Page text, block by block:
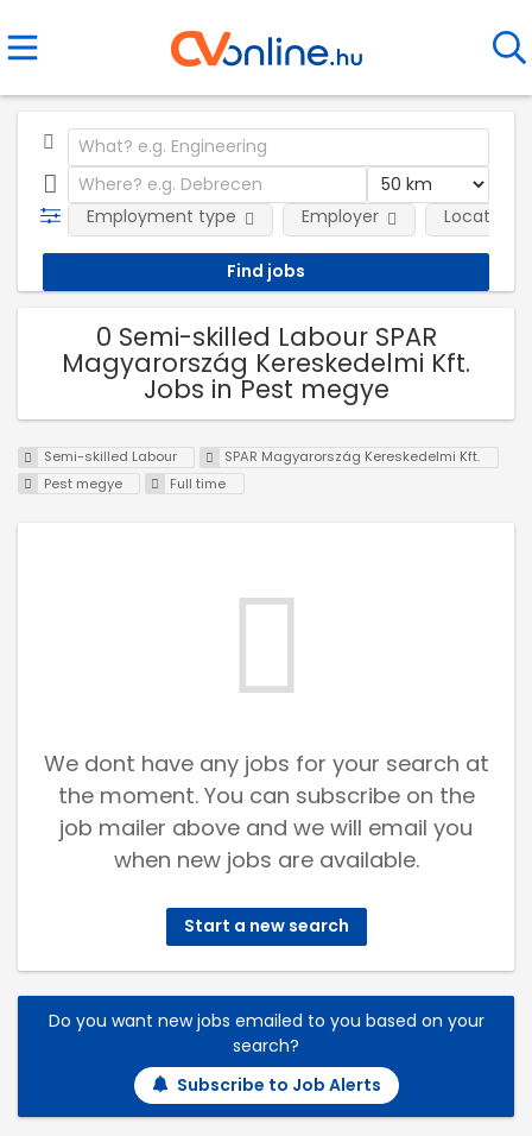
Employment type Employer Location
0 Semi-skilled Labour SPAR
Magyarország Kereskedelmi Kft.
Jobs in Pest megye
Semi-skilled Labour
SPAR Magyarország Kereskedelmi Kft.
Pest megye
Full time
We dont have any jobs for your search at
the moment. You can subscribe on the
job mailer above and we will email you
when new jobs are available.
Start a new search
Do you want new jobs emailed to you based on your
search?
Subscribe to Job Alerts